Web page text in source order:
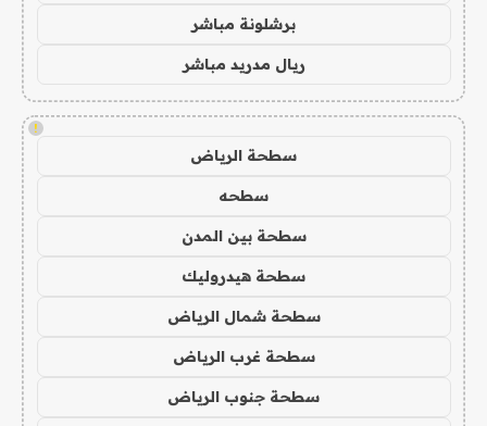
برشلونة مباشر
ريال مدريد مباشر
!
سطحة الرياض
سطحه
سطحة بين المدن
سطحة هيدروليك
سطحة شمال الرياض
سطحة غرب الرياض
سطحة جنوب الرياض